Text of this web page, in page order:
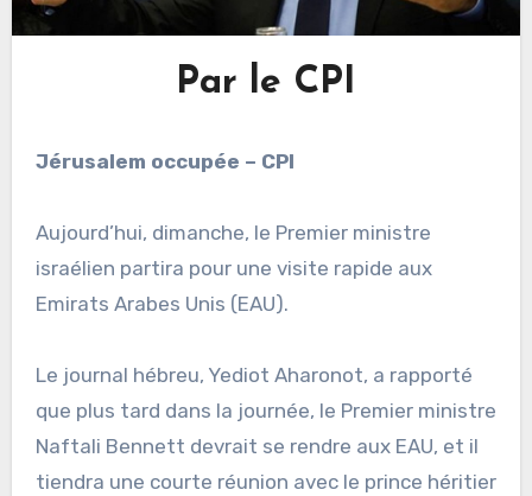
Par le CPI
Jérusalem occupée – CPI
Aujourd’hui, dimanche, le Premier ministre
israélien partira pour une visite rapide aux
Emirats Arabes Unis (EAU).
Le journal hébreu, Yediot Aharonot, a rapporté
que plus tard dans la journée, le Premier ministre
Naftali Bennett devrait se rendre aux EAU, et il
tiendra une courte réunion avec le prince héritier